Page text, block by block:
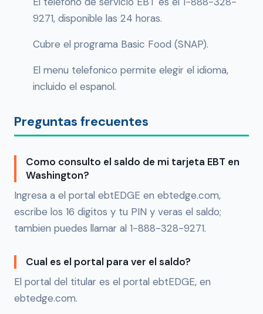
9271, disponible las 24 horas.
Cubre el programa Basic Food (SNAP).
El menu telefonico permite elegir el idioma,
incluido el espanol.
Preguntas frecuentes
Como consulto el saldo de mi tarjeta EBT en
Washington?
Ingresa a el portal ebtEDGE en ebtedge.com,
escribe los 16 digitos y tu PIN y veras el saldo;
tambien puedes llamar al 1-888-328-9271.
Cual es el portal para ver el saldo?
El portal del titular es el portal ebtEDGE, en
ebtedge.com.